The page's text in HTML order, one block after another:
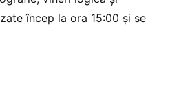
încep la ora 15:00 și se